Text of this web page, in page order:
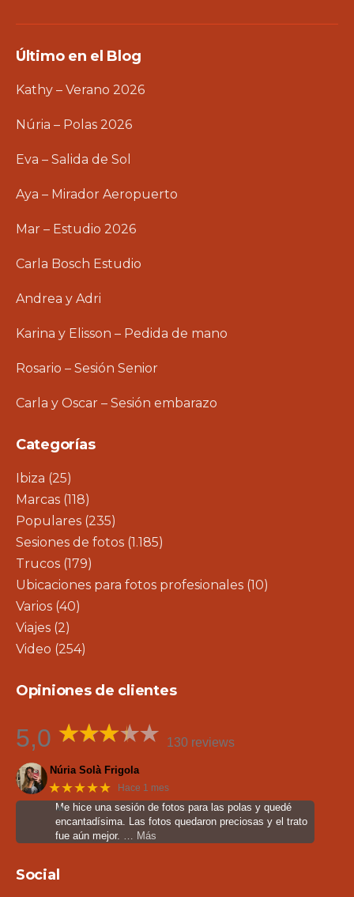
Último en el Blog
Kathy – Verano 2026
Núria – Polas 2026
Eva – Salida de Sol
Aya – Mirador Aeropuerto
Mar – Estudio 2026
Carla Bosch Estudio
Andrea y Adri
Karina y Elisson – Pedida de mano
Rosario – Sesión Senior
Carla y Oscar – Sesión embarazo
Categorías
Ibiza (25)
Marcas (118)
Populares (235)
Sesiones de fotos (1.185)
Trucos (179)
Ubicaciones para fotos profesionales (10)
Varios (40)
Viajes (2)
Video (254)
Opiniones de clientes
5,0 130 reviews
Núria Solà Frigola
★★★★★ Hace 1 mes
Me hice una sesión de fotos para las polas y quedé
encantadísima. Las fotos quedaron preciosas y el trato
fue aún mejor.
… Más
Social